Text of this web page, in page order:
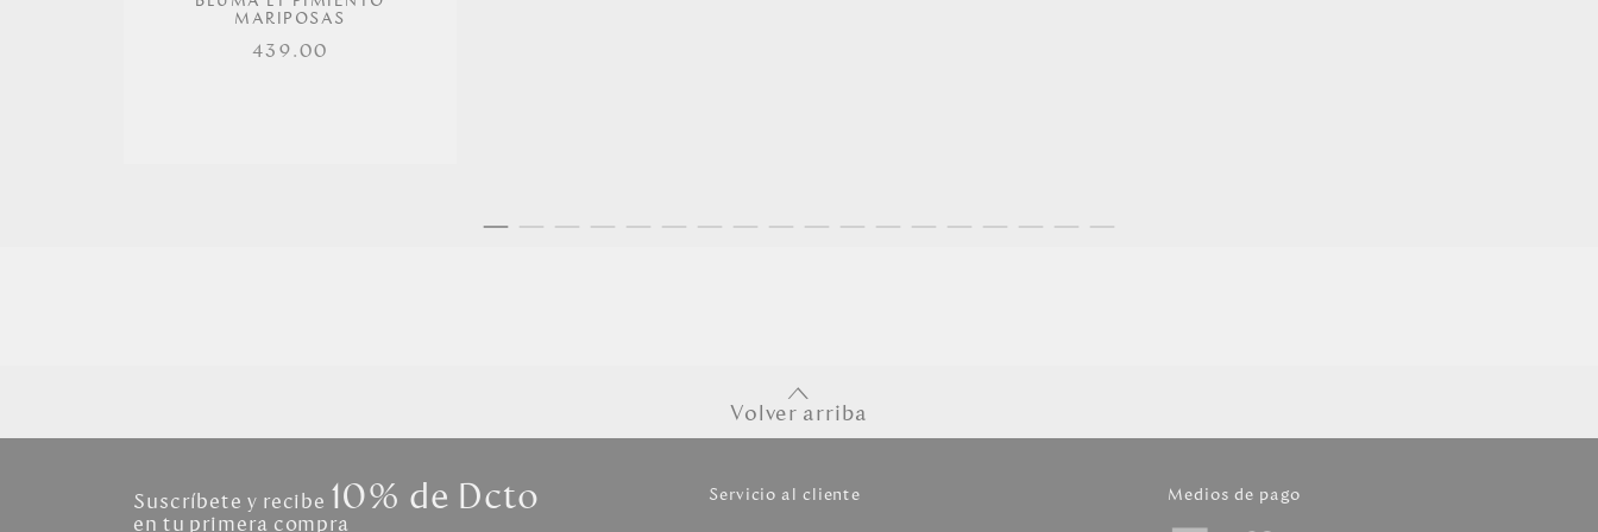
MARIPOSAS
439.00
Volver arriba
Suscríbete y recibe 10% de Dcto
en tu primera compra
Servicio al cliente Medios de pago